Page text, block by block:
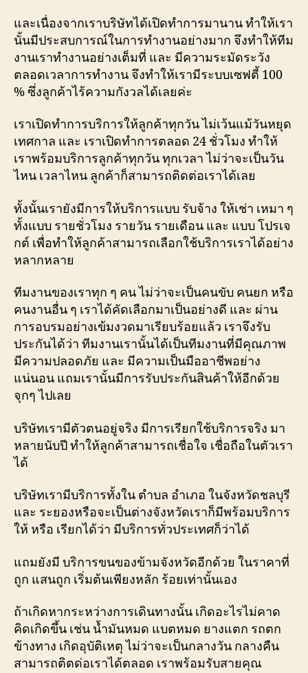
และเนื่องจากเราบริษัทได้เปิดทำการมานาน ทำให้เรา
นั้นมีประสบการณ์ในการทำงานอย่างมาก จึงทำให้ทีม
งานเราทำงานอย่างเต็มที่ และ มีความระมัดระวัง
ตลอดเวลาการทำงาน จึงทำให้เรามีระบบเซฟตี้ 100
% ซึ่งลูกค้าไร้ความกังวลได้เลยค่ะ
เราเปิดทำการบริการให้ลูกค้าทุกวัน ไม่เว้นแม้วันหยุด
เทศกาล และ เราเปิดทำการตลอด 24 ชั่วโมง ทำให้
เราพร้อมบริการลูกค้าทุกวัน ทุกเวลา ไม่ว่าจะเป็นวัน
ไหน เวลาไหน ลูกค้าก็สามารถติดต่อเราได้เลย
ทั้งนั้นเรายังมีการให้บริการแบบ รับจ้าง ให้เช่า เหมา ๆ
ทั้งแบบ รายชั่วโมง รายวัน รายเดือน และ แบบ โปรเจ
กต์ เพื่อทำให้ลูกค้าสามารถเลือกใช้บริการเราได้อย่าง
หลากหลาย
ทีมงานของเราทุก ๆ คน ไม่ว่าจะเป็นคนขับ คนยก หรือ
คนงานอื่น ๆ เราได้คัดเลือกมาเป็นอย่างดี และ ผ่าน
การอบรมอย่างเข้มงวดมาเรียบร้อยแล้ว เราจึงรับ
ประกันได้ว่า ทีมงานเรานั้นได้เป็นทีมงานที่มีคุณภาพ
มีความปลอดภัย และ มีความเป็นมืออาชีพอย่าง
แน่นอน แถมเรานั้นมีการรับประกันสินค้าให้อีกด้วย
จุกๆ ไปเลย
บริษัทเรามีตัวตนอยู่จริง มีการเรียกใช้บริการจริง มา
หลายนับปี ทำให้ลูกค้าสามารถเชื่อใจ เชื่อถือในตัวเรา
ได้
บริษัทเรามีบริการทั้งใน ตำบล อำเภอ ในจังหวัดชลบุรี
และ ระยองหรือจะเป็นต่างจังหวัดเราก็มีพร้อมบริการ
ให้ หรือ เรียกได้ว่า มีบริการทั่วประเทศก็ว่าได้
แถมยังมี บริการขนของข้ามจังหวัดอีกด้วย ในราคาที่
ถูก แสนถูก เริ่มต้นเพียงหลัก ร้อยเท่านั้นเอง
ถ้าเกิดหากระหว่างการเดินทางนั้น เกิดอะไรไม่คาด
คิดเกิดขึ้น เช่น น้ำมันหมด แบตหมด ยางแตก รถตก
ข้างทาง เกิดอุบัติเหตุ ไม่ว่าจะเป็นกลางวัน กลางคืน
สามารถติตด่อเราได้ตลอด เราพร้อมรับสายคุณ